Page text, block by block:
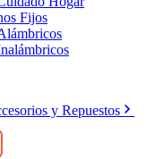
Fijos
y Repuestos